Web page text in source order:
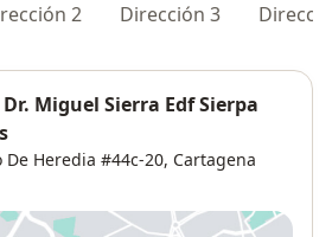
2 Dirección 3
Miguel Sierra Edf Sierpa
De Heredia #44c-20, Cartagena